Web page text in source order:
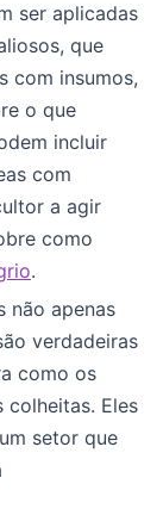
ser aplicadas
que
com insumos,
o que
incluir
com
a agir
como
.
não apenas
verdadeiras
como os
colheitas. Eles
setor que